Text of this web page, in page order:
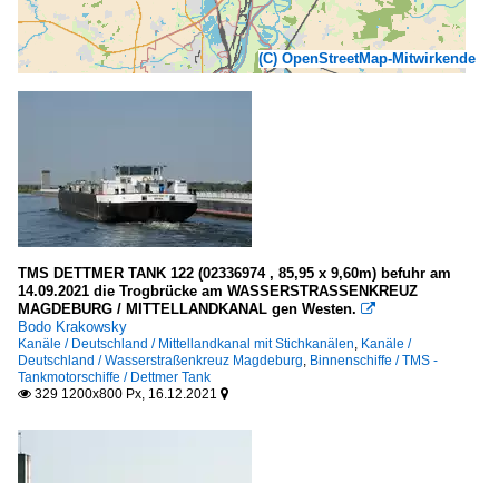
(C) OpenStreetMap-Mitwirkende
TMS DETTMER TANK 122 (02336974 , 85,95 x 9,60m) befuhr am
14.09.2021 die Trogbrücke am WASSERSTRASSENKREUZ
MAGDEBURG / MITTELLANDKANAL gen Westen. 
Bodo Krakowsky
Kanäle / Deutschland / Mittellandkanal mit Stichkanälen, Kanäle /
Deutschland / Wasserstraßenkreuz Magdeburg, Binnenschiffe / TMS -
Tankmotorschiffe / Dettmer Tank
 329 1200x800 Px, 16.12.2021 